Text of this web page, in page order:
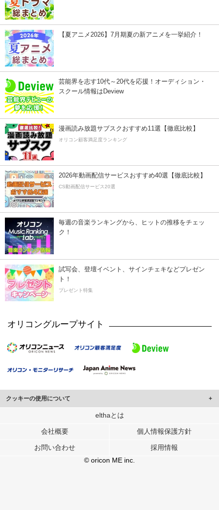
【夏アニメ2026】7月期夏の新アニメを一挙紹介！
芸能界を志す10代～20代を応援！オーディション・
スクール情報はDeview
漫画読み放題サブスクおすすめ11選【徹底比較】
オリコン顧客満足度ランキング
2026年動画配信サービスおすすめ40選【徹底比較】
CS動画配信サービス20選
毎週の音楽ランキングから、ヒットの推移をチェッ
ク！
試写会、登壇イベント、サインチェキなどプレゼン
ト！
プレゼント特集
オリコングループサイト
クッキーの使用について
このサイトでは Cookie を使用して、ユーザーに合わせたコンテンツや広告の
行っています。
メディアや広告配信、データ解析の各パートナーに提供しています。
各パートナーは、この情報とユーザーが各パートナーに提供した他の情報や、
ユーザーが各パートナーのサービスを使用したときに収集した他の情報を組み
elthaとは
会社概要 個人情報保護方針
お問い合わせ
採用情報
© oricon ME inc.